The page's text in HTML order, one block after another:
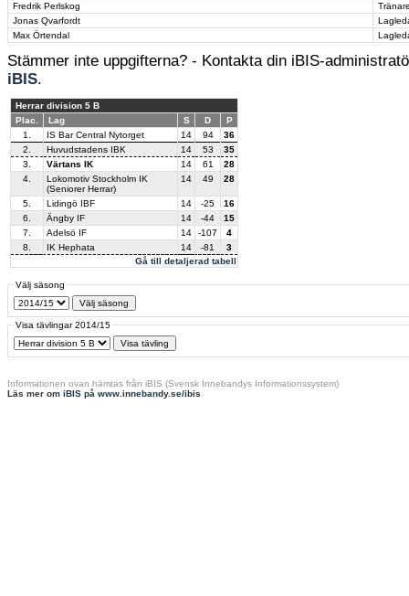
Fredrik Perlskog
Jonas Qvarfordt
Max Örtendal
Stämmer inte uppgifterna? - Kontakta din iBIS-
iBIS.
Herrar division 5 B
Plac.
Lag S D P
Gå till detaljerad tabell
1. IS Bar Central Nytorget 14 94
36
2.
Huvudstadens IBK 14 53
35
3.
Värtans IK 14 61
28
4.
Lokomotiv Stockholm IK
(Seniorer Herrar)
14 49 28
5. Lidingö IBF 14 -25
16
6.
Ängby IF 14 -44
15
7.
Adelsö IF 14 -107
4
8.
IK Hephata 14 -81 3
Välj säsong
Visa tävlingar 2014/15
Informationen ovan hämtas från iBIS (Svensk Innebandys Informationssystem)
Läs mer om iBIS på www.innebandy.se/ibis